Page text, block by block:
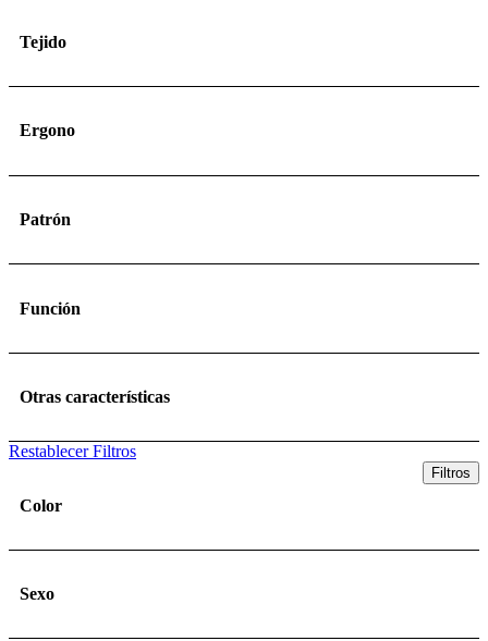
Tejido
Ergono
Patrón
Función
Otras características
Restablecer Filtros
Filtros
Color
Sexo